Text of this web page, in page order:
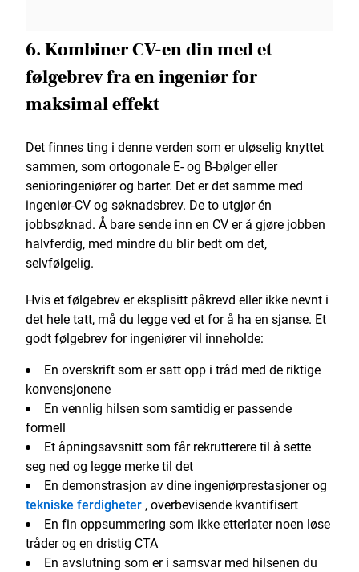
6. Kombiner CV-en din med et
følgebrev fra en ingeniør for
maksimal effekt
Det finnes ting i denne verden som er uløselig knyttet
sammen, som ortogonale E- og B-bølger eller
senioringeniører og barter. Det er det samme med
ingeniør-CV og søknadsbrev. De to utgjør én
jobbsøknad. Å bare sende inn en CV er å gjøre jobben
halvferdig, med mindre du blir bedt om det,
selvfølgelig.
Hvis et følgebrev er eksplisitt påkrevd eller ikke nevnt i
det hele tatt, må du legge ved et for å ha en sjanse. Et
godt følgebrev for ingeniører vil inneholde:
En overskrift som er satt opp i tråd med de riktige
konvensjonene
En vennlig hilsen som samtidig er passende
formell
Et åpningsavsnitt som får rekrutterere til å sette
seg ned og legge merke til det
En demonstrasjon av dine ingeniørprestasjoner og
tekniske ferdigheter , overbevisende kvantifisert
En fin oppsummering som ikke etterlater noen løse
tråder og en dristig CTA
En avslutning som er i samsvar med hilsenen du